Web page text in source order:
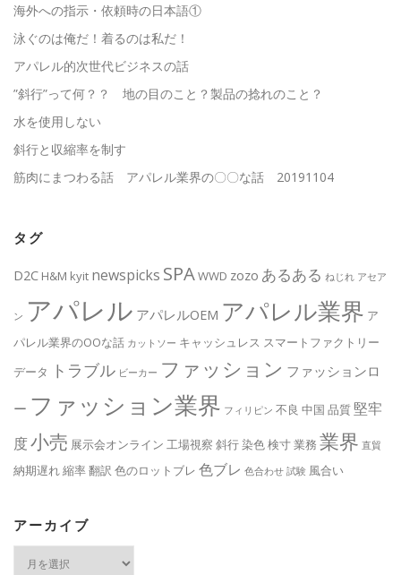
海外への指示・依頼時の日本語①
泳ぐのは俺だ！着るのは私だ！
アパレル的次世代ビジネスの話
”斜行”って何？？ 地の目のこと？製品の捻れのこと？
水を使用しない
斜行と収縮率を制す
筋肉にまつわる話 アパレル業界の〇〇な話 20191104
タグ
D2C H&M kyit newspicks SPAWWD zozo あるある ねじれ アセア
ン アパレル アパレルOEM アパレル業界 ア
パレル業界のOOな話 カットソー キャッシュレス スマートファクトリー
データ
トラブル ビーカー ファッション ファッションロ
ー ファッション業界 フィリピン 不良 中国 品質 堅牢
度小売 展示会オンライン 工場視察 斜行染色検寸業務 業界 直貿
納期遅れ縮率翻訳 色のロットブレ 色ブレ 色合わせ 試験 風合い
アーカイブ